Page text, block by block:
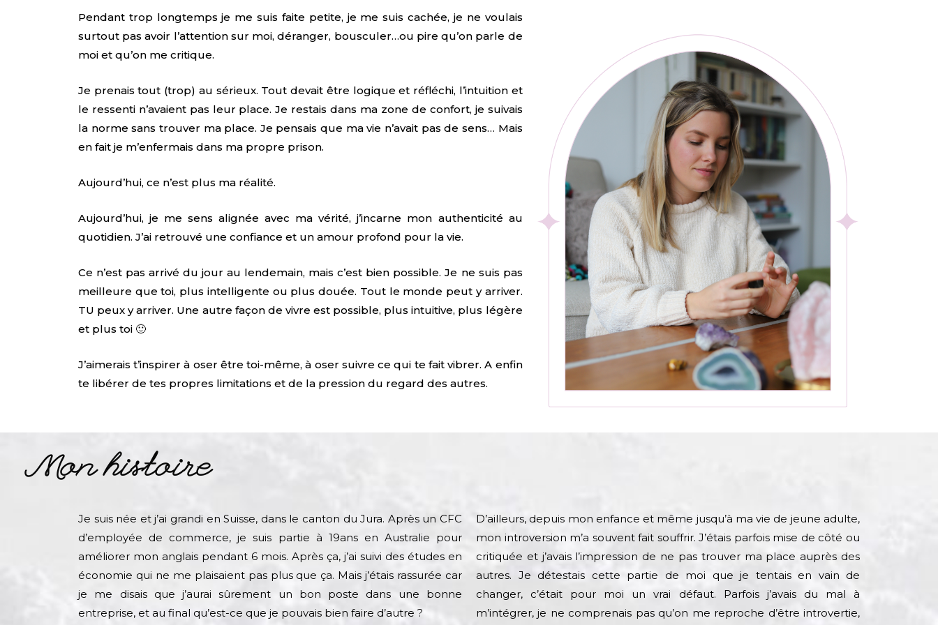
Pendant trop longtemps je me suis faite petite, je me suis cachée, je ne voulais
surtout pas avoir l’attention sur moi, déranger, bousculer…ou pire qu’on parle de
moi et qu’on me critique.
Je prenais tout (trop) au sérieux. Tout devait être logique et réfléchi, l’intuition et
le ressenti n’avaient pas leur place. Je restais dans ma zone de confort, je suivais
la norme sans trouver ma place. Je pensais que ma vie n’avait pas de sens… Mais
en fait je m’enfermais dans ma propre prison.
Aujourd’hui, ce n’est plus ma réalité.
Aujourd’hui, je me sens alignée avec ma vérité, j’incarne mon authenticité au
quotidien. J’ai retrouvé une confiance et un amour profond pour la vie.
Ce n’est pas arrivé du jour au lendemain, mais c’est bien possible. Je ne suis pas
meilleure que toi, plus intelligente ou plus douée. Tout le monde peut y arriver.
TU peux y arriver. Une autre façon de vivre est possible, plus intuitive, plus légère
et plus toi 🙂
J’aimerais t’inspirer à oser être toi-même, à oser suivre ce qui te fait vibrer. A enfin
te libérer de tes propres limitations et de la pression du regard des autres.
Mon histoire
Je suis née et j’ai grandi en Suisse, dans le canton du Jura. Après un CFC
d’employée de commerce, je suis partie à 19ans en Australie pour
améliorer mon anglais pendant 6 mois. Après ça, j’ai suivi des études en
économie qui ne me plaisaient pas plus que ça. Mais j’étais rassurée car
je me disais que j’aurai sûrement un bon poste dans une bonne
entreprise, et au final qu’est-ce que je pouvais bien faire d’autre ?
D’ailleurs, depuis mon enfance et même jusqu’à ma vie de jeune adulte,
mon introversion m’a souvent fait souffrir. J’étais parfois mise de côté ou
critiquée et j’avais l’impression de ne pas trouver ma place auprès des
autres. Je détestais cette partie de moi que je tentais en vain de
changer, c’était pour moi un vrai défaut. Parfois j’avais du mal à
m’intégrer, je ne comprenais pas qu’on me reproche d’être introvertie,